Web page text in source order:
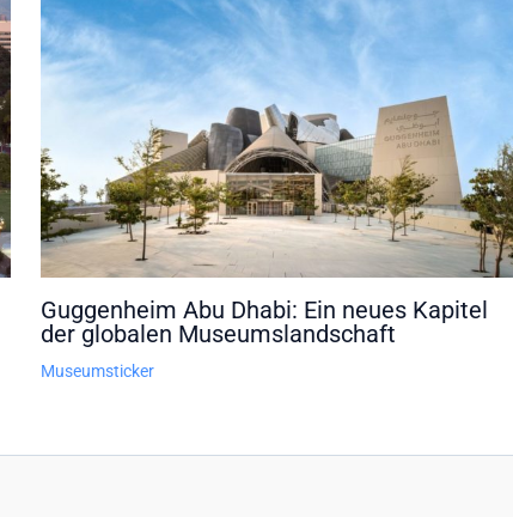
Guggenheim Abu Dhabi: Ein neues Kapitel
der globalen Museumslandschaft
Museumsticker